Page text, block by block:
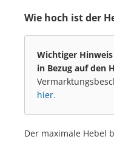
Wie hoch ist der
Wichtiger Hinweis
in Bezug auf den
hier.
Der maximale Hebel